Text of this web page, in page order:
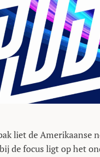
liet de Amerikaanse
de focus ligt op het